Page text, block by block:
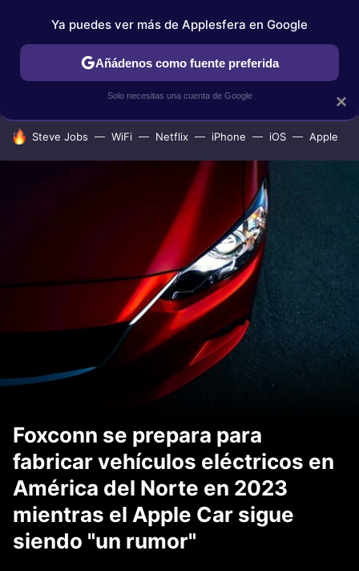
IPHONE TUTORIALES APPLESFERA SELECCIÓN
HOY SE HABLA DE
Steve Jobs WiFi Netflix iPhone iOS Apple
Foxconn se prepara para
fabricar vehículos eléctricos en
América del Norte en 2023
mientras el Apple Car sigue
siendo "un rumor"
×
Ya puedes ver más de Applesfera en Google
Añádenos como fuente preferida
Solo necesitas una cuenta de Google